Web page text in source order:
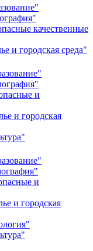
качественные
и городская среда"
и
и городская
и
и городская